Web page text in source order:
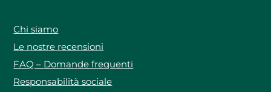
Chi siamo
Le nostre recensioni
FAQ – Domande frequenti
Responsabilità sociale